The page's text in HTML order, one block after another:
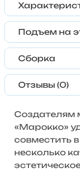
Подъем на
Сборка
Отзывы (0)
Создателям
«Марокко»
совместить
несколько